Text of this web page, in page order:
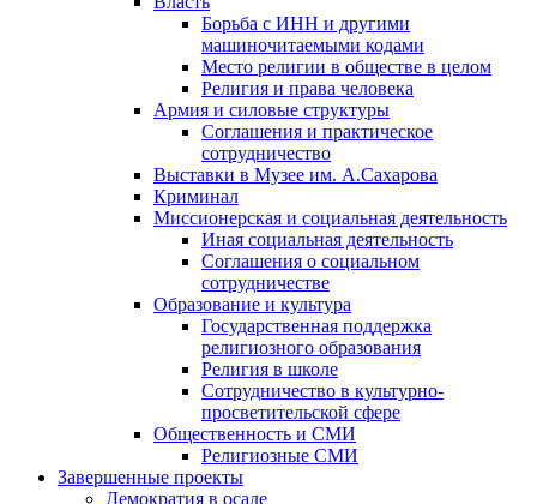
Борьба с ИНН и другими
машиночитаемыми кодами
Место религии в обществе в целом
Религия и права человека
Армия и силовые структуры
Соглашения и практическое
сотрудничество
Выставки в Музее им. А.Сахарова
Криминал
Миссионерская и социальная деятельность
Иная социальная деятельность
Соглашения о социальном
сотрудничестве
Образование и культура
Государственная поддержка
религиозного образования
Религия в школе
Сотрудничество в культурно-
просветительской сфере
Общественность и СМИ
Религиозные СМИ
Завершенные проекты
Демократия в осаде